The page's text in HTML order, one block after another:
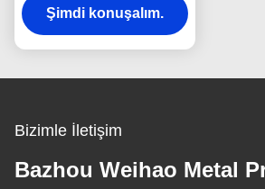
Bobinler İnşaat Binaları
İçin
Şimdi konuşalım.
Bizimle İletişim
Bazhou Weihao Metal